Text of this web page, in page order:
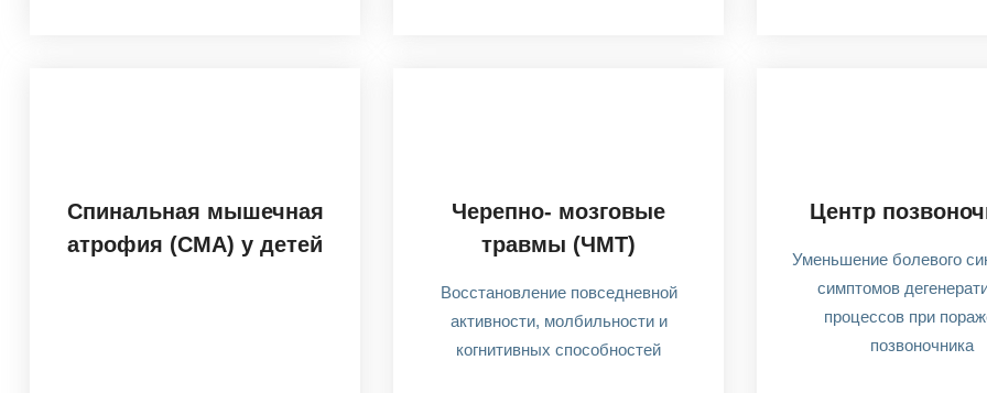
Спинальная мышечная
атрофия (СМА) у детей
Черепно- мозговые
травмы (ЧМТ)
Восстановление повседневной
активности, молбильности и
когнитивных способностей
Центр
Уменьшение болевого
симптомов
процессов при
позвоночника